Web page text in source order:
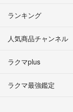
ランキング
人気商品チャンネル
ラクマplus
ラクマ最強鑑定